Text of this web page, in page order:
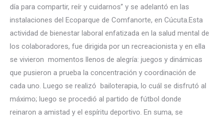
día para compartir, reír y cuidarnos” y se adelantó en las
instalaciones del Ecoparque de Comfanorte, en Cúcuta.Esta
actividad de bienestar laboral enfatizada en la salud mental de
los colaboradores, fue dirigida por un recreacionista y en ella
se vivieron momentos llenos de alegría: juegos y dinámicas
que pusieron a prueba la concentración y coordinación de
cada uno. Luego se realizó bailoterapia, lo cuál se disfrutó al
máximo; luego se procedió al partido de fútbol donde
reinaron a amistad y el espíritu deportivo. En suma, se